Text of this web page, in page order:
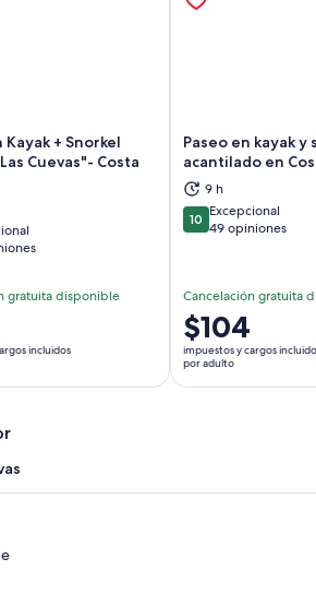
Kayak + Snorkel
Cuevas"- Costa
gratuita disponible
incluidos
Se abrirá en una nueva pestaña
Paseo en kayak y
acantilado en
9 h
1010 de 10
Excepcional
49 opiniones
Cancelación gratuita
El
precio
es
de
$104
impuestos y cargos
por adulto